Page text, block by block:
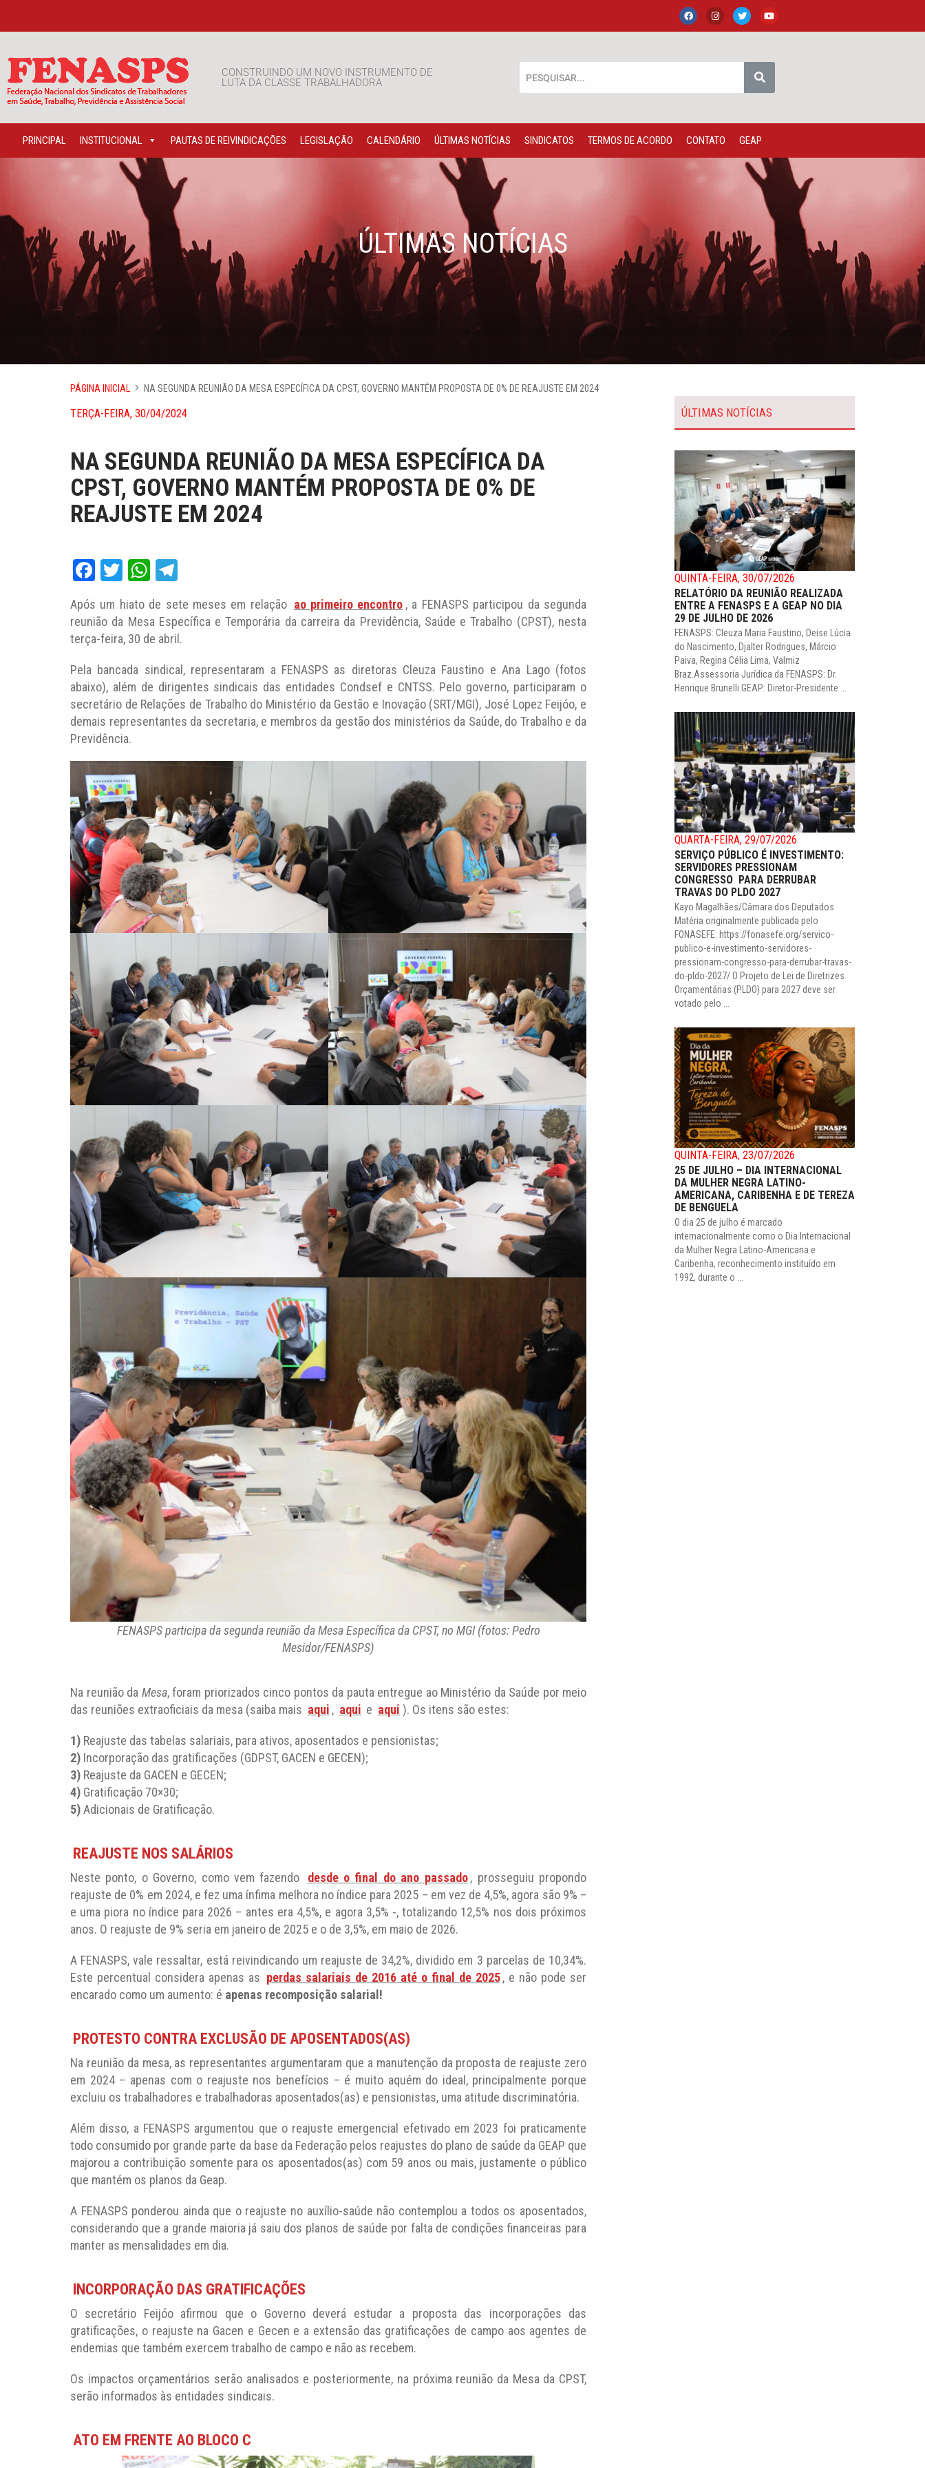
CONSTRUINDO UM NOVO INSTRUMENTO DE
LUTA DA CLASSE TRABALHADORA
PRINCIPAL INSTITUCIONAL PAUTAS DE REIVINDICAÇÕES LEGISLAÇÃO CALENDÁRIO ÚLTIMAS NOTÍCIAS SINDICATOS TERMOS DE ACORDO CONTATO GEAP
ÚLTIMAS NOTÍCIAS
PÁGINA INICIAL NA SEGUNDA REUNIÃO DA MESA ESPECÍFICA DA CPST, GOVERNO MANTÉM PROPOSTA DE 0% DE REAJUSTE EM 2024
TERÇA-FEIRA, 30/04/2024
NA SEGUNDA REUNIÃO DA MESA ESPECÍFICA DA
CPST, GOVERNO MANTÉM PROPOSTA DE 0% DE
REAJUSTE EM 2024
Facebook
TwitterWhatsApp
Após um hiato de sete meses em relação ao primeiro encontro , a FENASPS participou da segunda
reunião da Mesa Específica e Temporária da carreira da Previdência, Saúde e Trabalho (CPST), nesta
terça-feira, 30 de abril.
Pela bancada sindical, representaram a FENASPS as diretoras Cleuza Faustino e Ana Lago (fotos
abaixo), além de dirigentes sindicais das entidades Condsef e CNTSS. Pelo governo, participaram o
secretário de Relações de Trabalho do Ministério da Gestão e Inovação (SRT/MGI), José Lopez Feijóo, e
demais representantes da secretaria, e membros da gestão dos ministérios da Saúde, do Trabalho e da
Previdência.
FENASPS participa da segunda reunião da Mesa Específica da CPST, no MGI (fotos: Pedro
Mesidor/FENASPS)
Na reunião da Mesa, foram priorizados cinco pontos da pauta entregue ao Ministério da Saúde por meio
das reuniões extraoficiais da mesa (saiba mais aqui , aqui e aqui ). Os itens são estes:
1) Reajuste das tabelas salariais, para ativos, aposentados e pensionistas;
2) Incorporação das gratificações (GDPST, GACEN e GECEN);
3) Reajuste da GACEN e GECEN;
4) Gratificação 70×30;
5)Adicionais de Gratificação.
REAJUSTE NOS SALÁRIOS
Neste ponto, o Governo, como vem fazendo desde o final do ano passado , prosseguiu propondo
reajuste de 0% em 2024, e fez uma ínfima melhora no índice para 2025 – em vez de 4,5%, agora são 9% –
e uma piora no índice para 2026 – antes era 4,5%, e agora 3,5% -, totalizando 12,5% nos dois próximos
anos. O reajuste de 9% seria em janeiro de 2025 e o de 3,5%, em maio de 2026.
A FENASPS, vale ressaltar, está reivindicando um reajuste de 34,2%, dividido em 3 parcelas de 10,34%.
Este percentual considera apenas as perdas salariais de 2016 até o final de 2025 , e não pode ser
encarado como um aumento: é apenas recomposição salarial!
PROTESTO CONTRA EXCLUSÃO DE APOSENTADOS(AS)
Na reunião da mesa, as representantes argumentaram que a manutenção da proposta de reajuste zero
em 2024 – apenas com o reajuste nos benefícios – é muito aquém do ideal, principalmente porque
excluiu os trabalhadores e trabalhadoras aposentados(as) e pensionistas, uma atitude discriminatória.
Além disso, a FENASPS argumentou que o reajuste emergencial efetivado em 2023 foi praticamente
todo consumido por grande parte da base da Federação pelos reajustes do plano de saúde da GEAP que
majorou a contribuição somente para os aposentados(as) com 59 anos ou mais, justamente o público
que mantém os planos da Geap.
A FENASPS ponderou ainda que o reajuste no auxílio-saúde não contemplou a todos os aposentados,
considerando que a grande maioria já saiu dos planos de saúde por falta de condições financeiras para
manter as mensalidades em dia.
INCORPORAÇÃO DAS GRATIFICAÇÕES
O secretário Feijóo afirmou que o Governo deverá estudar a proposta das incorporações das
gratificações, o reajuste na Gacen e Gecen e a extensão das gratificações de campo aos agentes de
endemias que também exercem trabalho de campo e não as recebem.
Os impactos orçamentários serão analisados e posteriormente, na próxima reunião da Mesa da CPST,
serão informados às entidades sindicais.
ATO EM FRENTE AO BLOCO C
ÚLTIMAS NOTÍCIAS
QUINTA-FEIRA, 30/07/2026
RELATÓRIO DA REUNIÃO REALIZADA
ENTRE A FENASPS E A GEAP NO DIA
29 DE JULHO DE 2026
FENASPS: Cleuza Maria Faustino, Deise Lúcia
do Nascimento, Djalter Rodrigues, Márcio
Paiva, Regina Célia Lima, Valmiz
Braz.Assessoria Jurídica da FENASPS: Dr.
Henrique Brunelli.GEAP: Diretor-Presidente ...
QUARTA-FEIRA, 29/07/2026
SERVIÇO PÚBLICO É INVESTIMENTO:
SERVIDORES PRESSIONAM
CONGRESSO PARA DERRUBAR
TRAVAS DO PLDO 2027
Kayo Magalhães/Câmara dos Deputados
Matéria originalmente publicada pelo
FONASEFE: https://fonasefe.org/servico-
publico-e-investimento-servidores-
pressionam-congresso-para-derrubar-travas-
do-pldo-2027/ O Projeto de Lei de Diretrizes
Orçamentárias (PLDO) para 2027 deve ser
votado pelo ...
QUINTA-FEIRA, 23/07/2026
25 DE JULHO – DIA INTERNACIONAL
DA MULHER NEGRA LATINO-
AMERICANA, CARIBENHA E DE TEREZA
DE BENGUELA
O dia 25 de julho é marcado
internacionalmente como o Dia Internacional
da Mulher Negra Latino-Americana e
Caribenha, reconhecimento instituído em
1992, durante o ...